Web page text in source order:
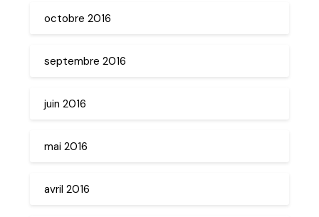
octobre 2016
septembre 2016
juin 2016
mai 2016
avril 2016